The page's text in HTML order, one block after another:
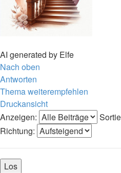
AI generated by Elfe
Nach oben
Antworten
Thema weiterempfehlen
Druckansicht
Anzeigen:
Richtung: